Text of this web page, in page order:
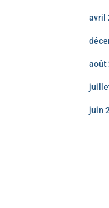
avril
août
juin